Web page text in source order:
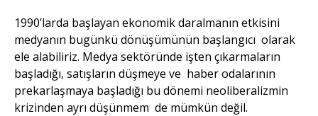
1990’larda başlayan ekonomik daralmanın etkisini
medyanın bugünkü dönüşümünün başlangıcı olarak
ele alabiliriz. Medya sektöründe işten çıkarmaların
başladığı, satışların düşmeye ve haber odalarının
prekarlaşmaya başladığı bu dönemi neoliberalizmin
krizinden ayrı düşünmem de mümkün değil.